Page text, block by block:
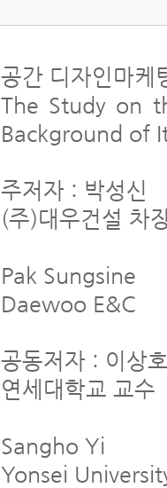
공간 디자인마케
The Study on
Background of
주저자 : 박성신
(주)대우건설 차
Pak Sungsine
Daewoo E&C
공동저자 : 이상
연세대학교 교수
Sangho Yi
Yonsei